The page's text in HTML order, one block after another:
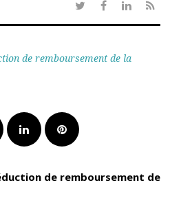
TwitterFacebook
Linkedin
RSS
de remboursement de la
LinkedInPinterest
de remboursement de